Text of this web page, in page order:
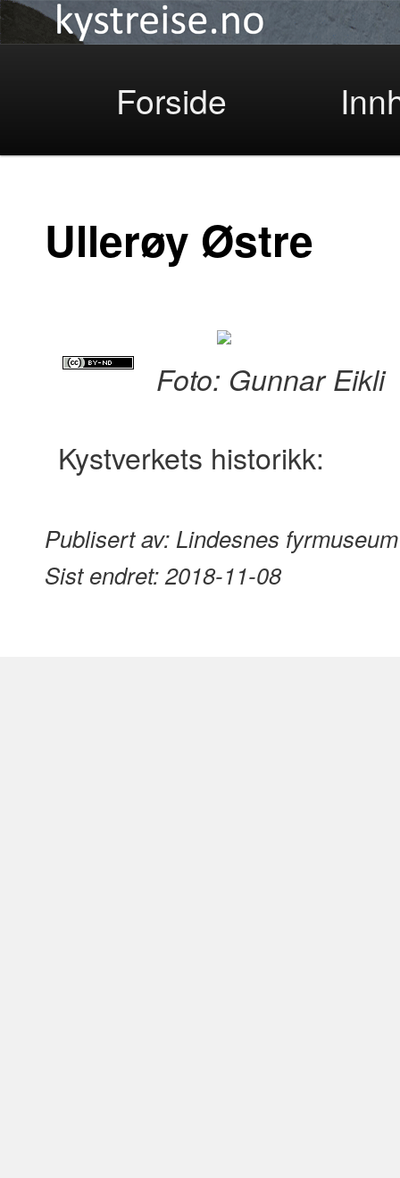
Skip
primary
Forside
Ullerøy Østre
Foto: Gunnar Eikli
Kystverkets historikk:
Publisert av: Lindesnes fyrmuseum
Sist endret:2018-11-08